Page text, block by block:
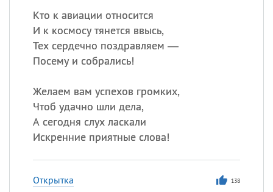
Кто к авиации относится
И к космосу тянется ввысь,
Тех сердечно поздравляем —
Посему и собрались!
Желаем вам успехов громких,
Чтоб удачно шли дела,
А сегодня слух ласкали
Искренние приятные слова!
Открытка 138
07.08
маяка
07.08 Годовщина битвы при
ИМЕНА
Сегодня празднуют именины
Анатолий, Афанасий,Борис